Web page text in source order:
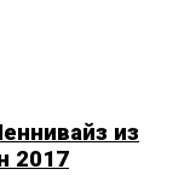
из
2017